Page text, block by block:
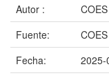
Autor :
COES
Fuente:
COES
Fecha:
2025-